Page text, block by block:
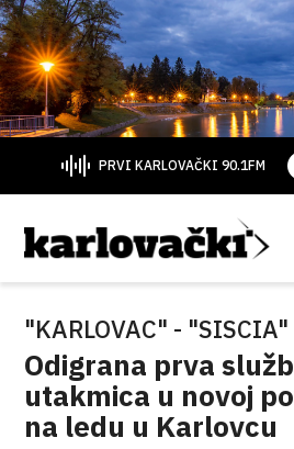
PRVI KARLOVAČKI 90.1FM
"KARLOVAC" -
Odigrana prva
utakmica u novoj
na ledu u Karlovcu